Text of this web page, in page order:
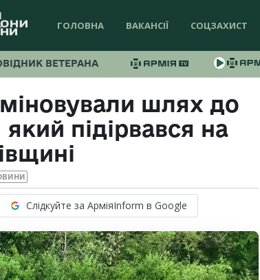
ГОЛОВНА ВАКАНСІЇ СОЦЗАХИСТ
ВЕТЕРАНА
шлях до
підірвався на
Слідкуйте за АрміяInform в Google